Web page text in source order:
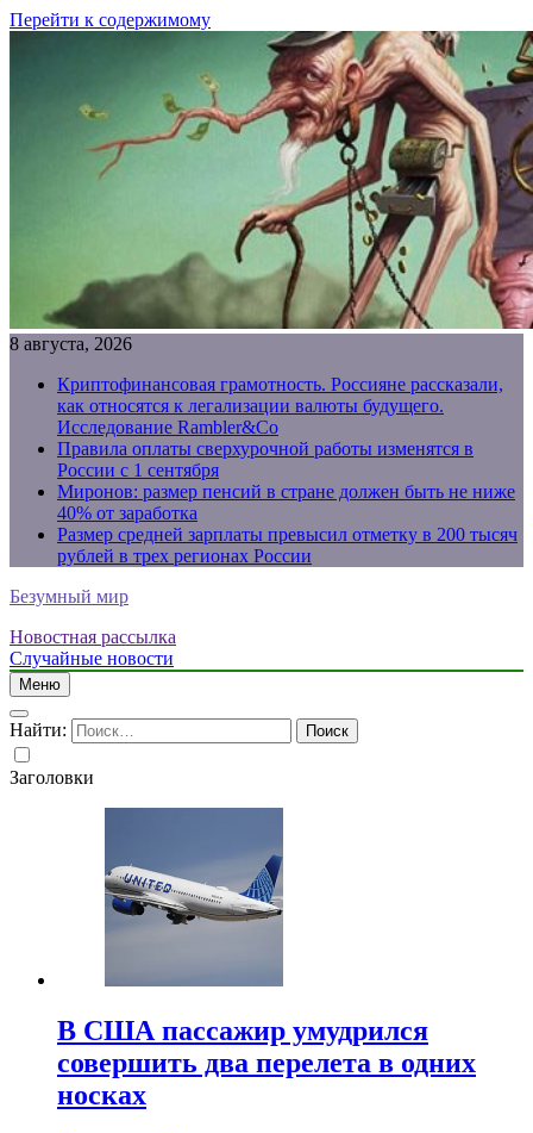
Перейти к содержимому
8 августа, 2026
Криптофинансовая грамотность. Россияне рассказали,
как относятся к легализации валюты будущего.
Исследование Rambler&Co
Правила оплаты сверхурочной работы изменятся в
России с 1 сентября
Миронов: размер пенсий в стране должен быть не ниже
40% от заработка
Размер средней зарплаты превысил отметку в 200 тысяч
рублей в трех регионах России
Безумный мир
Новостная рассылка
Случайные новости
Меню
Найти:
Заголовки
В США пассажир умудрился
совершить два перелета в одних
носках